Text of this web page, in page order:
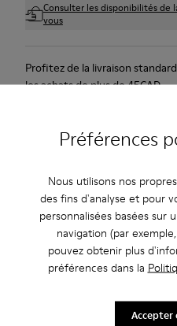
Préférences
Nous utilisons nos
des fins d'analyse et pour
personnalisées basées sur
navigation (par
pouvez obtenir plus
préférences dans la
Accepter
Consulter les disponibilités de
vous
Profitez de la livraison
les achats de plus de 45CAD.
promotion.
Description
Baskets pour homme en
semelle extérieure en
emblématique. Dotée d’une